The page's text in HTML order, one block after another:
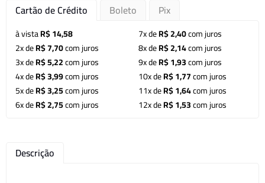
Cartão de Crédito Boleto Pix
à vistaR$ 14,58
2x deR$ 7,70com juros
3x deR$ 5,22com juros
4x deR$ 3,99com juros
5x deR$ 3,25com juros
6x deR$ 2,75com juros
7x deR$ 2,40com juros
8x deR$ 2,14com juros
9x deR$ 1,93com juros
10x deR$ 1,77com juros
11x deR$ 1,64com juros
12x deR$ 1,53com juros
Descrição